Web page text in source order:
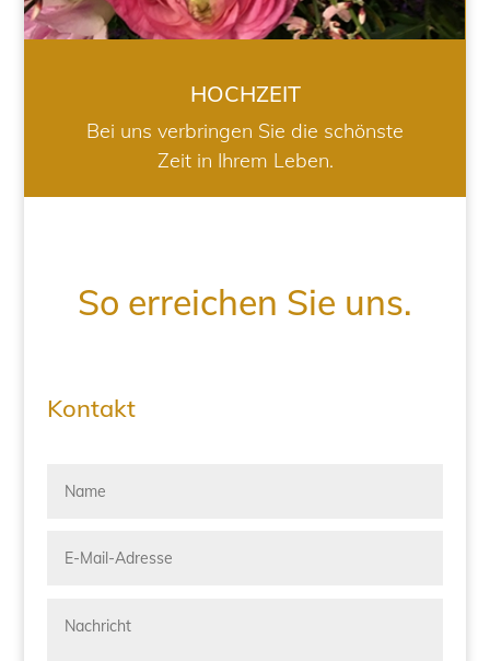
HOCHZEIT
Bei uns verbringen Sie die schönste
Zeit in Ihrem Leben.
So erreichen Sie uns.
Kontakt